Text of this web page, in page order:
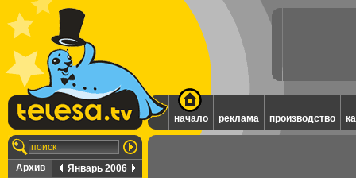
начало реклама производство
Архив
Январь 2006